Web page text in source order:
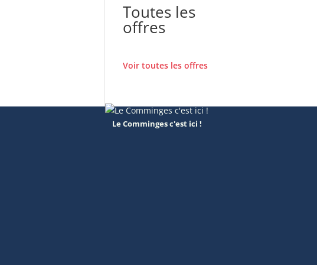
Toutes les
offres
Voir toutes les offres
Le Comminges c'est ici !